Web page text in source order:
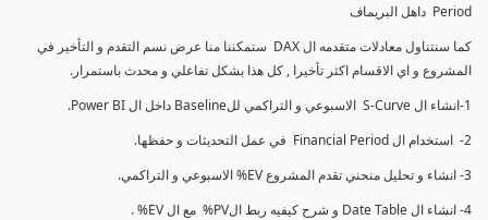
Period داهل البريماف
كما سنتناول معادلات متقدمه ال DAX ستمكننا منا عرض نسم التقدم و التأخير في
المشروع و اي الاقسام اكثر تأخيرا , كل هذا بشكل تفاعلي و محدث باستمرار.
1-انشاء ال S-Curve الاسبوعي و التراكمي للBaseline داخل ال Power BI.
2- استخدام ال Financial Period في عمل التحديثات و حفظها.
3- انشاء و تحليل منحني تقدم المشروع EV% الاسبوعي و التراكمي.
4- انشاء ال Date Table و شرح كيفيه ربط الPV% مع ال EV% .